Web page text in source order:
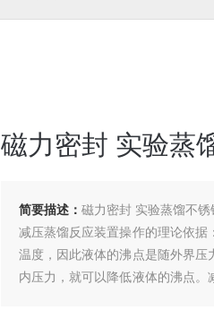
磁力密封 实验蒸
简要描述： 磁力密封 实验蒸馏不锈
减压蒸馏反应装置操作的理论依据
温度，因此液体的沸点是随外界压
内压力，就可以降低液体的沸点